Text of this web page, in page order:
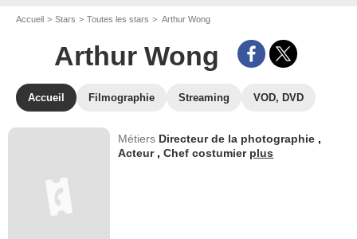
Accueil Stars Toutes les stars Arthur Wong
Arthur Wong
Accueil Filmographie Streaming VOD, DVD
Métiers Directeur de la photographie ,
Acteur ,Chef costumier plus